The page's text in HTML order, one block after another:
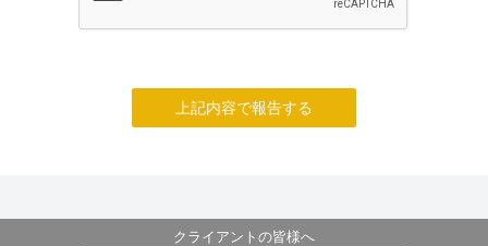
上記内容で報告する
クライアントの皆様へ